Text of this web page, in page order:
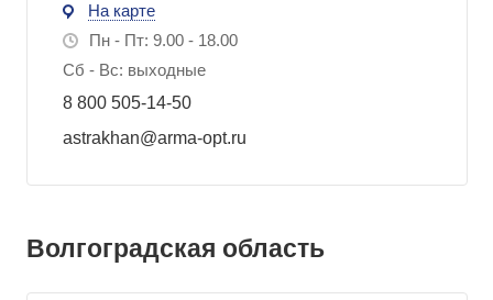
На карте
Пн - Пт: 9.00 - 18.00
Сб - Вс: выходные
8 800 505-14-50
astrakhan@arma-opt.ru
Волгоградская область